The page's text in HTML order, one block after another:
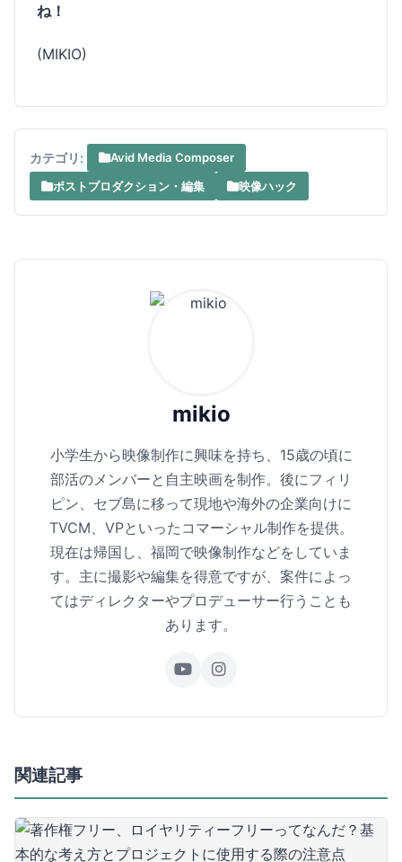
ね！
(MIKIO)
カテゴリ:
Avid Media Composer
ポストプロダクション・編集
映像ハック
mikio
小学生から映像制作に興味を持ち、15歳の頃に
部活のメンバーと自主映画を制作。後にフィリ
ピン、セブ島に移って現地や海外の企業向けに
TVCM、VPといったコマーシャル制作を提供。
現在は帰国し、福岡で映像制作などをしていま
す。主に撮影や編集を得意ですが、案件によっ
てはディレクターやプロデューサー行うことも
あります。
関連記事